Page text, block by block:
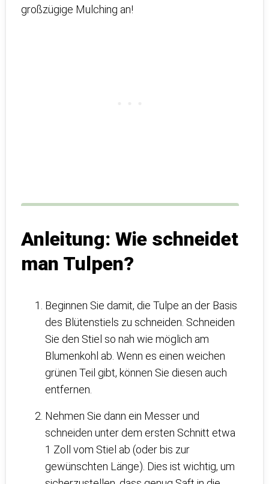
großzügige Mulching an!
Anleitung: Wie schneidet
man Tulpen?
Beginnen Sie damit, die Tulpe an der Basis
des Blütenstiels zu schneiden. Schneiden
Sie den Stiel so nah wie möglich am
Blumenkohl ab. Wenn es einen weichen
grünen Teil gibt, können Sie diesen auch
entfernen.
Nehmen Sie dann ein Messer und
schneiden unter dem ersten Schnitt etwa
1 Zoll vom Stiel ab (oder bis zur
gewünschten Länge). Dies ist wichtig, um